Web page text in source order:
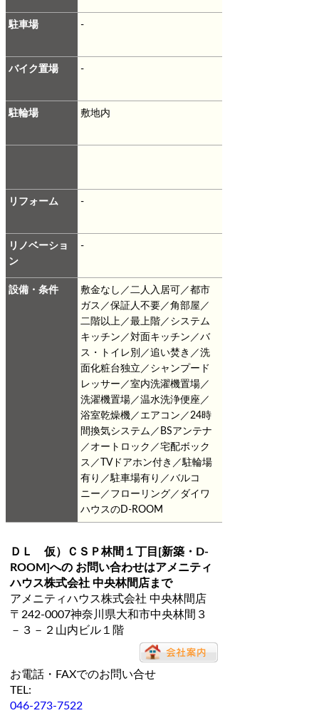
駐車場 -
バイク置場 -
駐輪場 敷地内
リフォーム -
リノベーショ
ン
-
設備・条件
敷金なし／二人入居可／都市
ガス／保証人不要／角部屋／
二階以上／最上階／システム
キッチン／対面キッチン／バ
ス・トイレ別／追い焚き／洗
面化粧台独立／シャンプード
レッサー／室内洗濯機置場／
洗濯機置場／温水洗浄便座／
浴室乾燥機／エアコン／24時
間換気システム／BSアンテナ
／オートロック／宅配ボック
ス／TVドアホン付き／駐輪場
有り／駐車場有り／バルコ
ニー／フローリング／ダイワ
ハウスのD-ROOM
ＤＬ 仮）ＣＳＰ林間１丁目[新築・D-
ROOM]
への お問い合わせはアメニティ
ハウス株式会社 中央林間店まで
アメニティハウス株式会社 中央林間店
〒242-0007神奈川県大和市中央林間３
－３－２山内ビル１階
お電話・FAXでのお問い合せ
TEL:
046-273-7522